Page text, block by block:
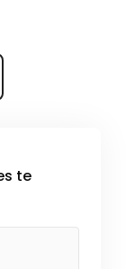
te